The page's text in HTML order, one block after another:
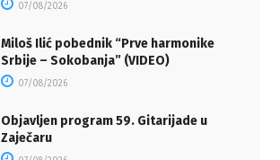
07/08/2026
Miloš Ilić pobednik “Prve harmonike
Srbije – Sokobanja” (VIDEO)
07/08/2026
Objavljen program 59. Gitarijade u
Zaječaru